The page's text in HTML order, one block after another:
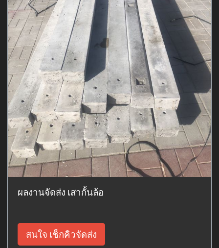
ผลงานจัดส่ง เสากั้นล้อ
สนใจ เช็กคิวจัดส่ง